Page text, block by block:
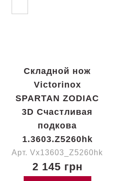
Складной нож
Victorinox
SPARTAN ZODIAC
3D Счастливая
подкова
1.3603.Z5260hk
Арт. Vx13603_Z5260hk
2 145 грн